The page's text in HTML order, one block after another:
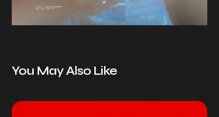
You May Also Like